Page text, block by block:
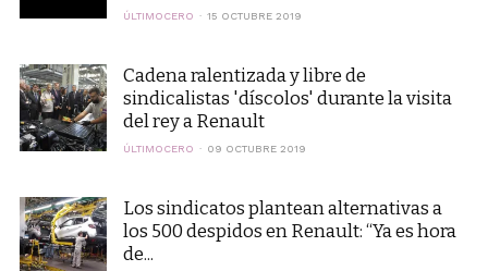
ÚLTIMOCERO 15 OCTUBRE 2019
Cadena ralentizada y libre de
sindicalistas 'díscolos' durante la visita
del rey a Renault
ÚLTIMOCERO 09 OCTUBRE 2019
Los sindicatos plantean alternativas a
los 500 despidos en Renault: “Ya es hora
de...